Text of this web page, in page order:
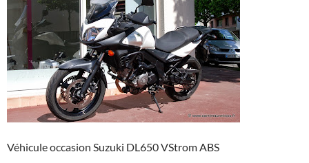
Véhicule occasion Suzuki DL650 VStrom ABS